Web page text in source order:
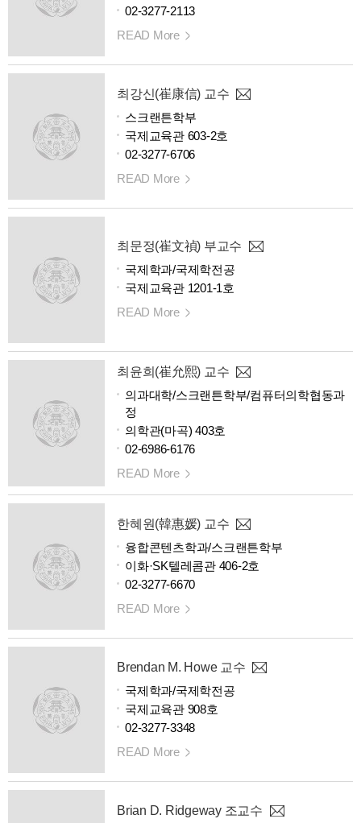
02-3277-2113
READ More
최강신(崔康信) 교수
스크랜튼학부
국제교육관 603-2호
02-3277-6706
READ More
최문정(崔文禎) 부교수
국제학과/국제학전공
국제교육관 1201-1호
READ More
최윤희(崔允熙) 교수
의과대학/스크랜튼학부/컴퓨터의학협동과
정
의학관(마곡) 403호
02-6986-6176
READ More
한혜원(韓惠媛) 교수
융합콘텐츠학과/스크랜튼학부
이화·SK텔레콤관 406-2호
02-3277-6670
READ More
Brendan M. Howe 교수
국제학과/국제학전공
국제교육관 908호
02-3277-3348
READ More
Brian D. Ridgeway 조교수